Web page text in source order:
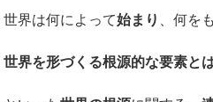
世界は何によって始まり 、何を
世界を形づくる根源的な要素と